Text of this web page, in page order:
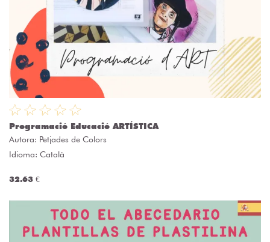
Programació Educació ARTÍSTICA
Autora: Petjades de Colors
Idioma: Català
32.63 €